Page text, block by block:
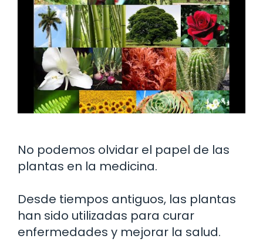
No podemos olvidar el papel de las
plantas en la medicina.
Desde tiempos antiguos, las plantas
han sido utilizadas para curar
enfermedades y mejorar la salud.